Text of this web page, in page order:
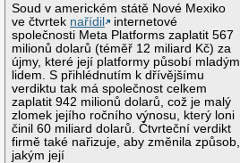
Soud v americkém státě Nové Mexiko
ve čtvrtek nařídil
internetové
společnosti Meta Platforms zaplatit 567
milionů dolarů (téměř 12 miliard Kč) za
újmy, které její platformy působí mladým
lidem. S přihlédnutím k dřívějšímu
verdiktu tak má společnost celkem
zaplatit 942 milionů dolarů, což je malý
zlomek jejího ročního výnosu, který loni
činil 60 miliard dolarů. Čtvrteční verdikt
firmě také nařizuje, aby změnila způsob,
jakým její